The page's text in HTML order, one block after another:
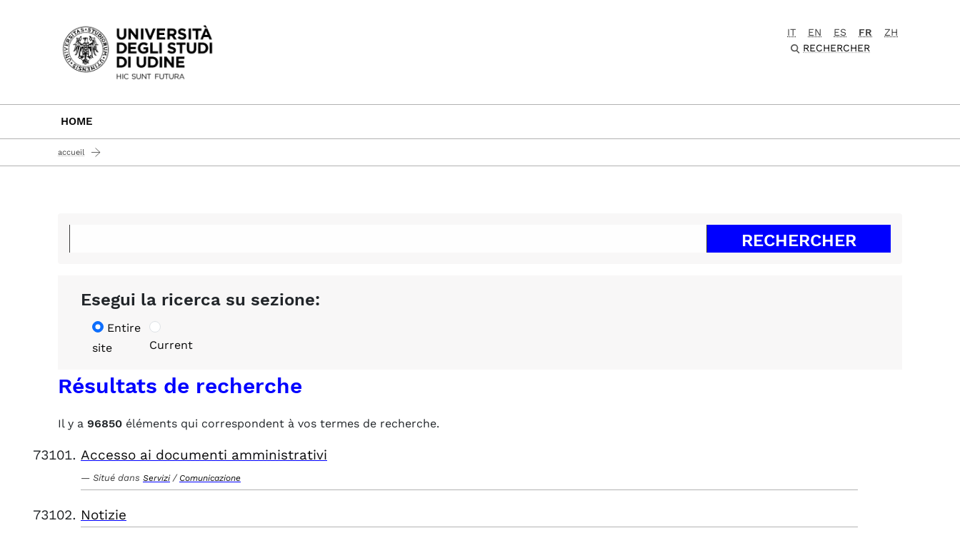
Passa al contenuto principale
IT EN ES FR
ZH
RECHERCHER
HOME
accueil
Esegui la ricerca su sezione:
Entire
site
Current
Résultats de recherche
Il y a 96850 éléments qui correspondent à vos termes de recherche.
Accesso ai documenti amministrativi
Situé dans Servizi / Comunicazione
Notizie